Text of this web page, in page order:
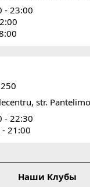
- 23:00
str.
- 22:30
21:00
Наши Клубы